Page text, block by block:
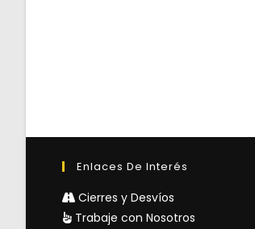
Enlaces De Interés
Cierres y Desvíos
Trabaje con Nosotros